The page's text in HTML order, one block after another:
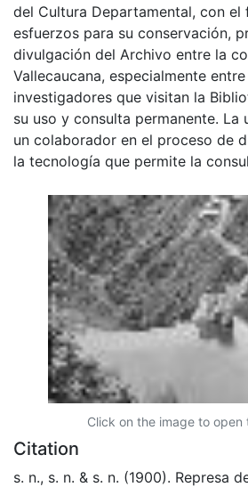
del Cultura Departamental, con el
esfuerzos para su conservación,
divulgación del Archivo entre la
Vallecaucana, especialmente
investigadores que visitan la
su uso y consulta permanente. La
un colaborador en el proceso de
la tecnología que permite la
Click on the image to open
Citation
s. n., s. n. & s. n. (1900). Represa